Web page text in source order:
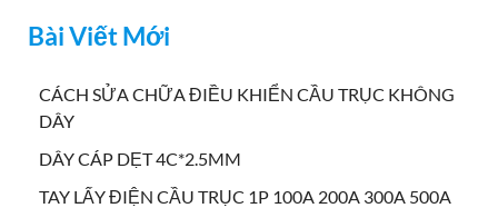
Bài Viết Mới
CÁCH SỬA CHỮA ĐIỀU KHIỂN CẦU TRỤC KHÔNG
DÂY
DÂY CÁP DẸT 4C*2.5MM
TAY LẤY ĐIỆN CẦU TRỤC 1P 100A 200A 300A 500A